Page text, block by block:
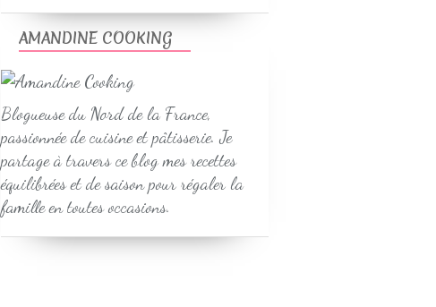
AMANDINE COOKING
Blogueuse du Nord de la France,
passionnée de cuisine et pâtisserie. Je
partage à travers ce blog mes recettes
équilibrées et de saison pour régaler la
famille en toutes occasions.